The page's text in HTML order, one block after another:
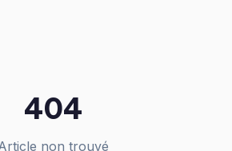
404
non trouvé